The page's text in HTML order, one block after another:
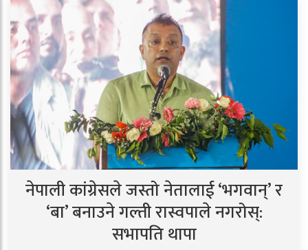
नेपाली कांग्रेसले जस्तो नेतालाई ‘भगवान्’ र
‘बा’ बनाउने गल्ती रास्वपाले नगरोस्:
सभापति थापा